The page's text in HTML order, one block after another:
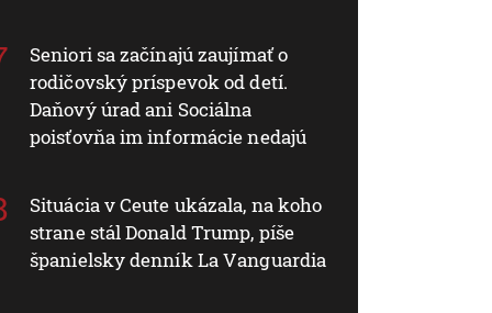
Seniori sa začínajú zaujímať o
rodičovský príspevok od detí.
Daňový úrad ani Sociálna
poisťovňa im informácie nedajú
Situácia v Ceute ukázala, na koho
strane stál Donald Trump, píše
španielsky denník La Vanguardia